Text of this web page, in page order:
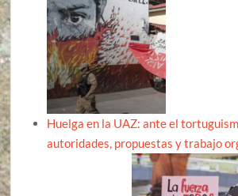
Huelga en la UAZ: ante el
autoridades, propuestas y trabajo